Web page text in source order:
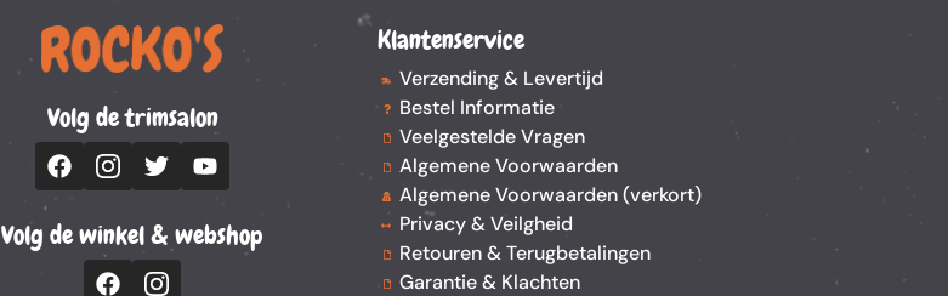
Volg de trimsalon
Volg de winkel & webshop
Klantenservice
Verzending & Levertijd
Bestel Informatie
Veelgestelde Vragen
Algemene Voorwaarden
Algemene Voorwaarden (verkort)
Privacy & Veilgheid
Retouren & Terugbetalingen
Garantie & Klachten